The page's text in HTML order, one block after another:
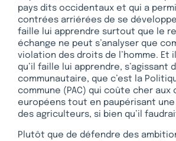
pays dits occidentaux et qui a
contrées arriérées de se
faille lui apprendre surtout que le
échange ne peut s’analyser que
violation des droits de l’homme. Et
qu’il faille lui apprendre, s’agissant
communautaire, que c’est la
commune (PAC) qui coûte cher aux
européens tout en paupérisant
des agriculteurs, si bien qu’il
Plutôt que de défendre des